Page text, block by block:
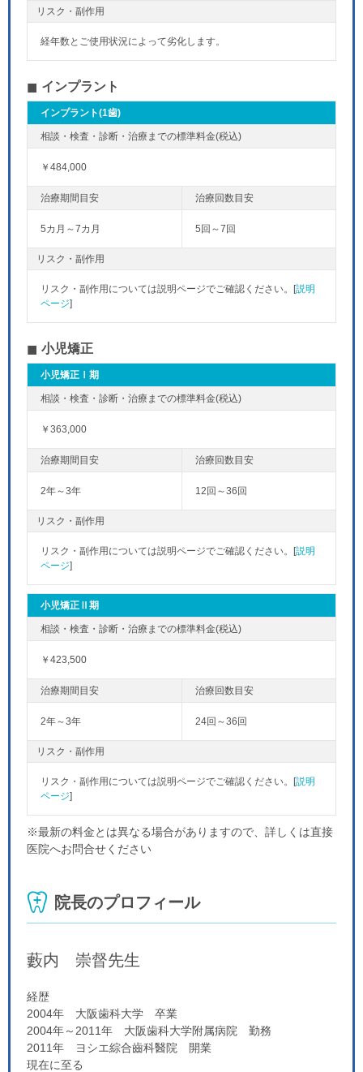
リスク・副作用
経年数とご使用状況によって劣化します。
インプラント
インプラント(1歯)
￥484,000
5カ月～7カ月 5回～7回
リスク・副作用
リスク・副作用については説明ページでご確認ください。[説明
ページ]
小児矯正
小児矯正Ⅰ期
￥363,000
2年～3年 12回～36回
リスク・副作用
リスク・副作用については説明ページでご確認ください。[説明
ページ]
小児矯正Ⅱ期
￥423,500
2年～3年 24回～36回
リスク・副作用
リスク・副作用については説明ページでご確認ください。[説明
ページ]
※最新の料金とは異なる場合がありますので、詳しくは直接
医院へお問合せください
院長のプロフィール
藪内 崇督先生
経歴
2004年 大阪歯科大学 卒業
2004年～2011年 大阪歯科大学附属病院 勤務
2011年 ヨシエ綜合齒科醫院 開業
現在に至る